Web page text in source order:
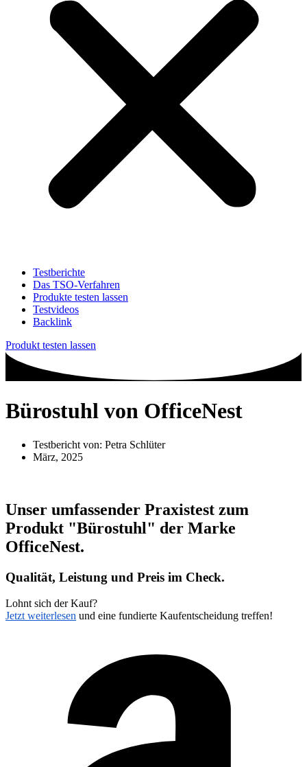
Testberichte
Das TSO-Verfahren
Produkte testen lassen
Testvideos
Backlink
Produkt testen lassen
Bürostuhl von OfficeNest
Testbericht von: Petra Schlüter
März, 2025
Unser umfassender Praxistest zum
Produkt "Bürostuhl" der Marke
OfficeNest.
Qualität, Leistung und Preis im Check.
Lohnt sich der Kauf?
Jetzt weiterlesen und eine fundierte Kaufentscheidung treffen!